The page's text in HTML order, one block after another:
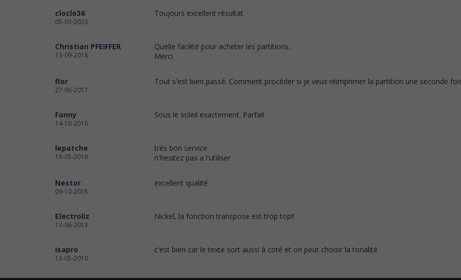
cloclo36
05-03-2023
Toujours excellent résultat
Christian PFEIFFER
13-09-2018
Quelle facilité pour acheter les partitions.
Merci
flor
27-06-2017
Tout s'est bien passé. Comment procéder si je veux réimprimer la partition une seconde
Fanny
14-10-2016
Sous le soleil exactement. Parfait
lepatche
16-05-2016
très bon service
n'hesitez pas a l'utiliser
Nestor
09-10-2015
excellent qualité
Electroliz
13-06-2013
Nickel, la fonction transpose est trop top!!
isapro
13-05-2010
c'est bien car le texte sort aussi à coté et on peut choisir la tonalité